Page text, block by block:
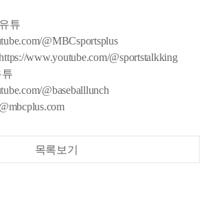
튜
@MBCsportsplus
www.youtube.com/@sportstalkking
@baseballlunch
목록보기